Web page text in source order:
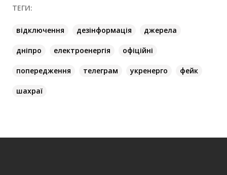
ТЕГИ:
відключення дезінформація джерела
дніпро електроенергія офіційні
попередження телеграм укренерго фейк
шахраї